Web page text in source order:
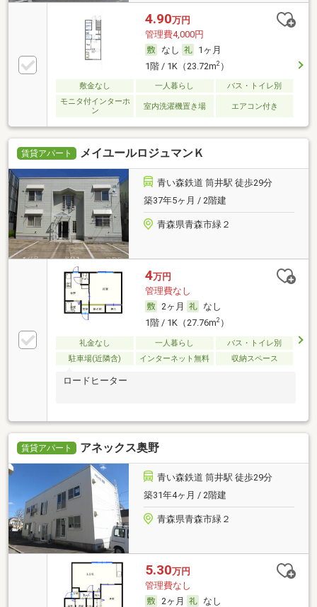
4.90万円
管理費4,000円
なし
1ヶ月
1階 / 1K（23.72m2）
敷金なし 一人暮らし
バス・トイレ別
モニタ付インターホ
ン
室内洗濯機置き場 エアコン付き
賃貸アパート メイユールロジュマンＫ
青い森鉄道 筒井駅 徒歩29分
築37年5ヶ月 / 2階建
青森県青森市緑２
4万円
管理費なし
2ヶ月
なし
1階 / 1K（27.76m2）
礼金なし 一人暮らし
バス・トイレ別
駐車場(近隣含)
インターネット無料 収納スペース
ロードヒーター
賃貸アパート アネックス奥野
青い森鉄道 筒井駅 徒歩29分
築31年4ヶ月 / 2階建
青森県青森市緑２
5.30万円
管理費なし
2ヶ月
なし